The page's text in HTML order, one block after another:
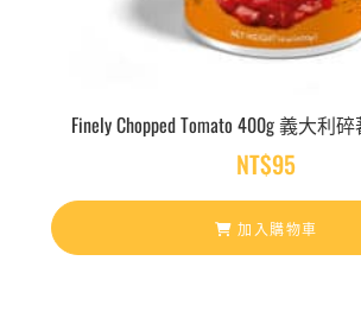
Finely Chopped Tomato 400g 義大利
NT$95
加入購物車